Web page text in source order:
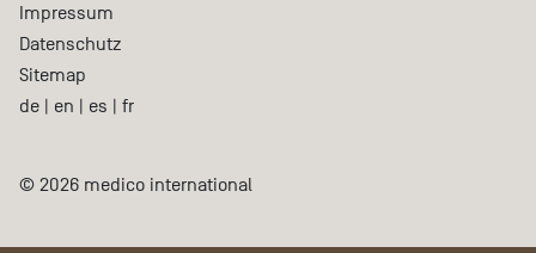
Impressum
Datenschutz
Sitemap
de | en | es | fr
© 2026 medico international